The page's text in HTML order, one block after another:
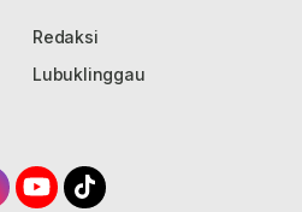
Redaksi
Lubuklinggau